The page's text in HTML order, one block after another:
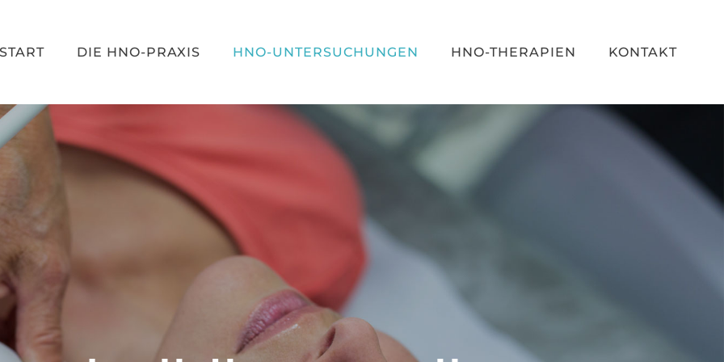
START DIE HNO-PRAXIS HNO-UNTERSUCHUNGEN HNO-THERAPIEN KONTAKT